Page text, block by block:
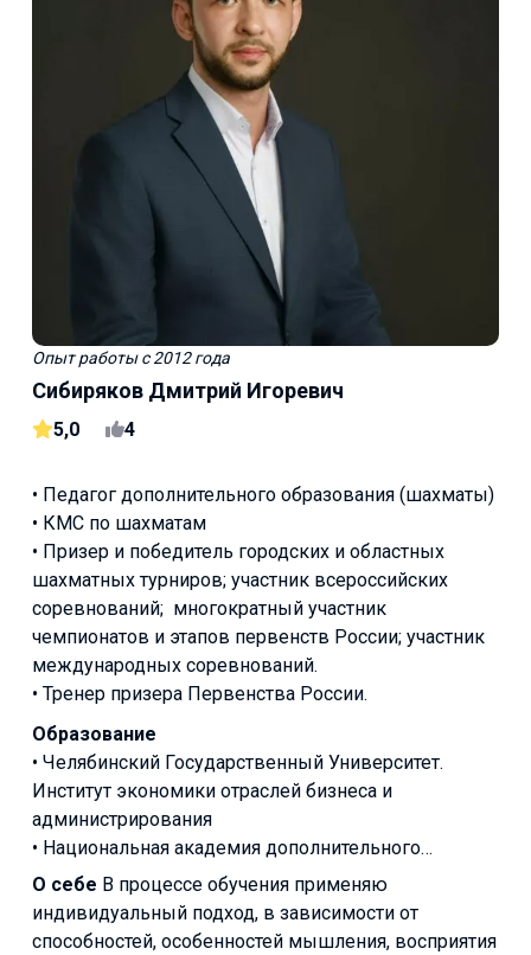
Опыт работыс 2012 года
Сибиряков Дмитрий Игоревич
5,0 4
• Педагог дополнительного образования (шахматы)
• КМС по шахматам
• Призер и победитель городских и областных
шахматных турниров; участник всероссийских
соревнований; многократный участник
чемпионатов и этапов первенств России; участник
международных соревнований.
• Тренер призера Первенства России.
Образование
• Челябинский Государственный Университет.
Институт экономики отраслей бизнеса и
администрирования
• Национальная академия дополнительного
педагогического образования. Педагог
дополнительного образования (шахматы)
О себе В процессе обучения применяю
индивидуальный подход, в зависимости от
способностей, особенностей мышления, восприятия